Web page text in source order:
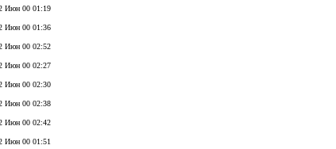
Июн 00 01:19
Июн 00 01:36
Июн 00 02:52
Июн 00 02:27
Июн 00 02:30
Июн 00 02:38
Июн 00 02:42
Июн 00 01:51